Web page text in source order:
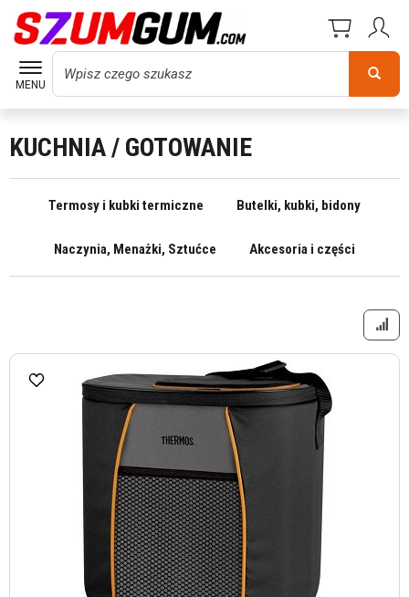
MENU
Wyszukaj
KUCHNIA / GOTOWANIE
Termosy i kubki termiczne Butelki, kubki, bidony
Naczynia, Menażki, Sztućce Akcesoria i części